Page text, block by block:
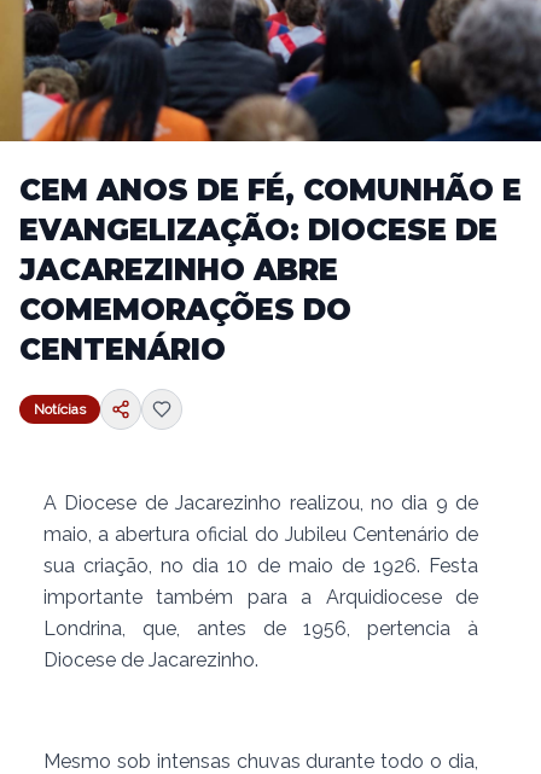
CEM ANOS DE FÉ, COMUNHÃO E
EVANGELIZAÇÃO: DIOCESE DE
JACAREZINHO ABRE
COMEMORAÇÕES DO
CENTENÁRIO
Notícias
A Diocese de Jacarezinho realizou, no dia 9 de
maio, a abertura oficial do Jubileu Centenário de
sua criação, no dia 10 de maio de 1926. Festa
importante também para a Arquidiocese de
Londrina, que, antes de 1956, pertencia à
Diocese de Jacarezinho.
Mesmo sob intensas chuvas durante todo o dia,